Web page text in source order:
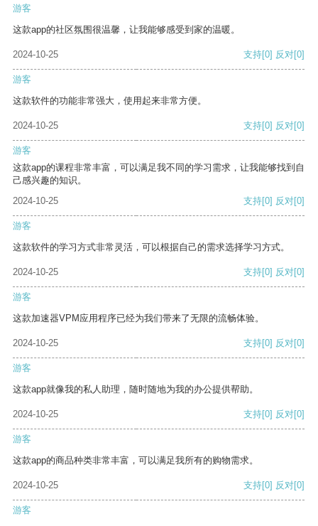
游客
这款app的社区氛围很温馨，让我能够感受到家的温暖。
2024-10-25 支持[0] 反对[0]
游客
这款软件的功能非常强大，使用起来非常方便。
2024-10-25 支持[0] 反对[0]
游客
这款app的课程非常丰富，可以满足我不同的学习需求，让我能够找到自
己感兴趣的知识。
2024-10-25
支持[0] 反对[0]
游客
这款软件的学习方式非常灵活，可以根据自己的需求选择学习方式。
2024-10-25 支持[0] 反对[0]
游客
这款加速器VPM应用程序已经为我们带来了无限的流畅体验。
2024-10-25 支持[0] 反对[0]
游客
这款app就像我的私人助理，随时随地为我的办公提供帮助。
2024-10-25 支持[0] 反对[0]
游客
这款app的商品种类非常丰富，可以满足我所有的购物需求。
2024-10-25 支持[0] 反对[0]
游客